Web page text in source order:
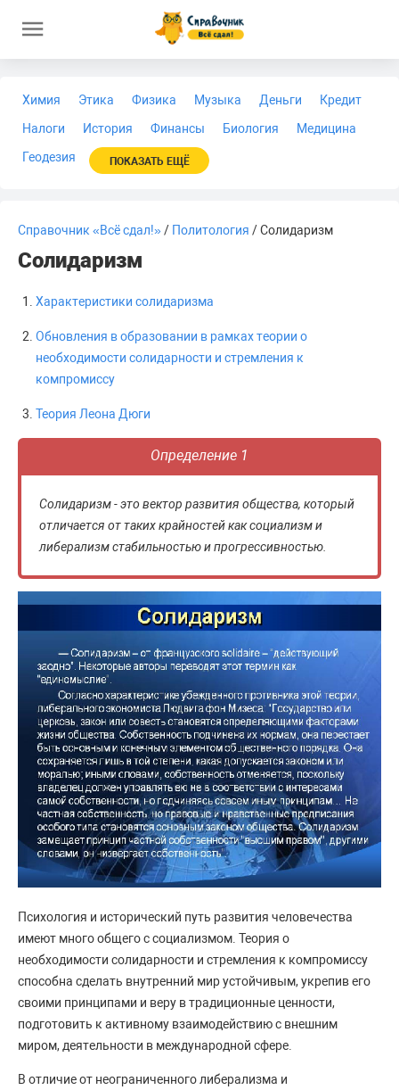
Химия Этика Физика Музыка Деньги
Кредит
Налоги
История Финансы Биология
Медицина
Геодезия
ПОКАЗАТЬ ЕЩЁ
Справочник «Всё сдал!»/ Политология / Солидаризм
Солидаризм
Характеристики солидаризма
Обновления в образовании в рамках теории о
необходимости солидарности и стремления к
компромиссу
Теория Леона Дюги
Определение 1
Солидаризм - это вектор развития общества, который
отличается от таких крайностей как социализм и
либерализм стабильностью и прогрессивностью.
Психология и исторический путь развития человечества
имеют много общего с социализмом. Теория о
необходимости солидарности и стремления к компромиссу
способна сделать внутренний мир устойчивым, укрепив его
своими принципами и веру в традиционные ценности,
подготовить к активному взаимодействию с внешним
миром, деятельности в международной сфере.
В отличие от неограниченного либерализма и